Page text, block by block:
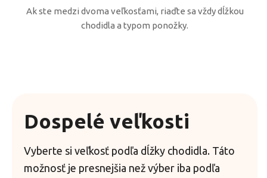
Ak ste medzi dvoma veľkosťami, riaďte sa vždy dĺžkou
chodidla a typom ponožky.
Dospelé veľkosti
Vyberte si veľkosť podľa dĺžky chodidla. Táto
možnosť je presnejšia než výber iba podľa